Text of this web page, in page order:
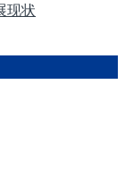
现状